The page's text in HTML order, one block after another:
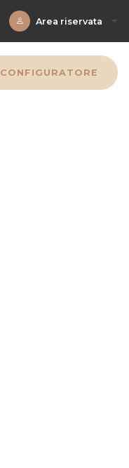
Area riservata
CONFIGURATORE